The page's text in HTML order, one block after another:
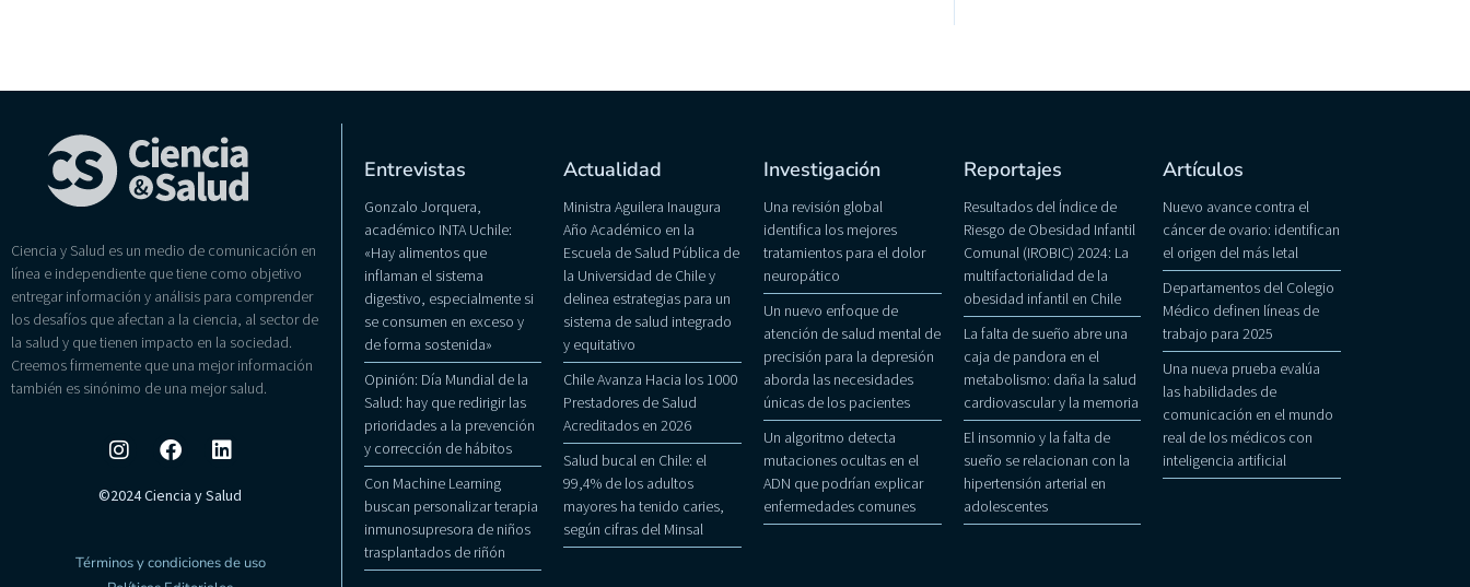
Ciencia y Salud es un medio de comunicación en
línea e independiente que tiene como objetivo
entregar información y análisis para comprender
los desafíos que afectan a la ciencia, al sector de
la salud y que tienen impacto en la sociedad.
Creemos firmemente que una mejor información
también es sinónimo de una mejor salud.
©2024 Ciencia y Salud
Términos y condiciones de uso
Entrevistas
Gonzalo Jorquera,
académico INTA Uchile:
«Hay alimentos que
inflaman el sistema
digestivo, especialmente si
se consumen en exceso y
de forma sostenida»
Opinión: Día Mundial de la
Salud: hay que redirigir las
prioridades a la prevención
y corrección de hábitos
Con Machine Learning
buscan personalizar terapia
inmunosupresora de niños
trasplantados de riñón
Actualidad
Ministra Aguilera Inaugura
Año Académico en la
Escuela de Salud Pública de
la Universidad de Chile y
delinea estrategias para un
sistema de salud integrado
y equitativo
Chile Avanza Hacia los 1000
Prestadores de Salud
Acreditados en 2026
Salud bucal en Chile: el
99,4% de los adultos
mayores ha tenido caries,
según cifras del Minsal
Investigación
Una revisión global
identifica los mejores
tratamientos para el dolor
neuropático
Un nuevo enfoque de
atención de salud mental de
precisión para la depresión
aborda las necesidades
únicas de los pacientes
Un algoritmo detecta
mutaciones ocultas en el
ADN que podrían explicar
enfermedades comunes
Reportajes
Resultados del Índice de
Riesgo de Obesidad Infantil
Comunal (IROBIC) 2024: La
multifactorialidad de la
obesidad infantil en Chile
La falta de sueño abre una
caja de pandora en el
metabolismo: daña la salud
cardiovascular y la memoria
El insomnio y la falta de
sueño se relacionan con la
hipertensión arterial en
adolescentes
Artículos
Nuevo avance contra el
cáncer de ovario: identifican
el origen del más letal
Departamentos del Colegio
Médico definen líneas de
trabajo para 2025
Una nueva prueba evalúa
las habilidades de
comunicación en el mundo
real de los médicos con
inteligencia artificial